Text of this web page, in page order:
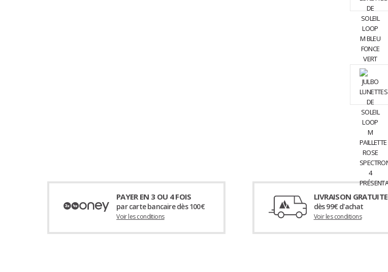
PAYER EN 3 OU 4 FOIS
par carte bancaire dès 100€
Voir les conditions
LIVRAISON GRATUITE
dès 99€ d'achat
Voir les conditions